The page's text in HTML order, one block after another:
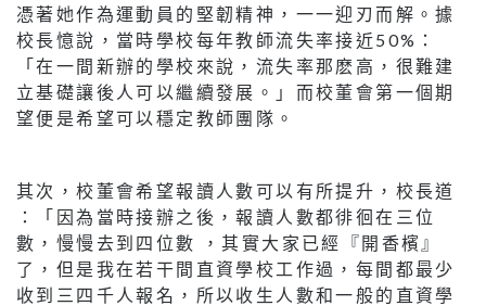
憑著她作為運動員的堅韌精神，一一迎刃而解。據
校長憶說，當時學校每年教師流失率接近50%：
「在一間新辦的學校來說，流失率那麽高，很難建
立基礎讓後人可以繼續發展。」而校董會第一個期
望便是希望可以穩定教師團隊。
其次，校董會希望報讀人數可以有所提升，校長道
：「因為當時接辦之後，報讀人數都徘徊在三位
數，慢慢去到四位數 ，其實大家已經『開香檳』
了，但是我在若干間直資學校工作過，每間都最少
收到三四千人報名，所以收生人數和一般的直資學